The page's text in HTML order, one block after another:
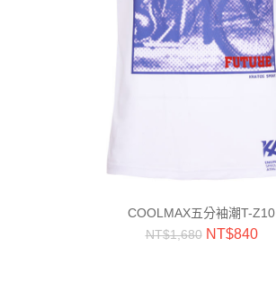
COOLMAX五分袖潮T-Z10
NT$1,680 NT$840